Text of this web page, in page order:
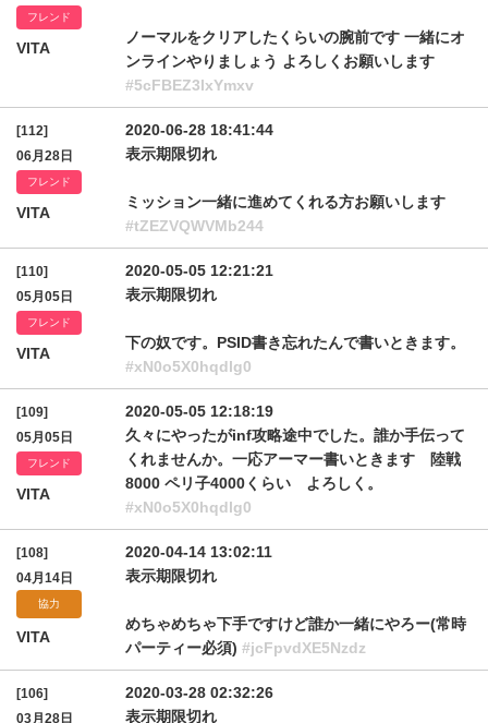
フレンド
VITA
ノーマルをクリアしたくらいの腕前です 一緒にオ
ンラインやりましょう よろしくお願いします
#5cFBEZ3lxYmxv
[112]
06月28日
フレンド
VITA
2020-06-28 18:41:44
表示期限切れ
ミッション一緒に進めてくれる方お願いします
#tZEZVQWVMb244
[110]
05月05日
フレンド
VITA
2020-05-05 12:21:21
表示期限切れ
下の奴です。PSID書き忘れたんで書いときます。
#xN0o5X0hqdlg0
[109]
05月05日
フレンド
VITA
2020-05-05 12:18:19
久々にやったがinf攻略途中でした。誰か手伝って
くれませんか。一応アーマー書いときます 陸戦
8000 ペリ子4000くらい よろしく。
#xN0o5X0hqdlg0
[108]
04月14日
協力
VITA
2020-04-14 13:02:11
表示期限切れ
めちゃめちゃ下手ですけど誰か一緒にやろー(常時
パーティー必須) #jcFpvdXE5Nzdz
[106]
03月28日
2020-03-28 02:32:26
表示期限切れ